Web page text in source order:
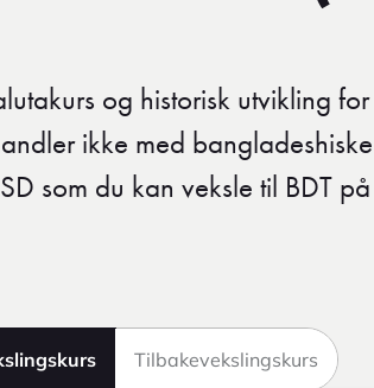
og historisk utvikling
ikke med
som du kan veksle til BDT
Tilbakevekslingskurs